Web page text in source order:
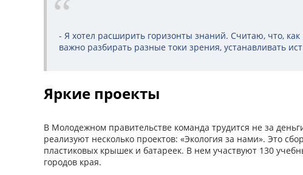
- Я хотел расширить горизонты знаний. Считаю, что, как
важно разбирать разные токи зрения, устанавливать
Яркие проекты
В Молодежном правительстве команда трудится не за
реализуют несколько проектов: «Экология за нами». Это
пластиковых крышек и батареек. В нем участвуют 130
городов края.